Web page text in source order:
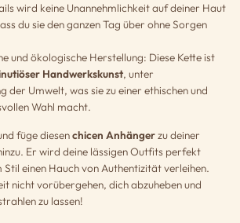
wird keine Unannehmlichkeit auf deiner Haut
du sie den ganzen Tag über ohne Sorgen
und ökologische Herstellung: Diese Kette ist
Handwerkskunst, unter
der Umwelt, was sie zu einer ethischen und
Wahl macht.
füge diesenchicen Anhängerzu deiner
Er wird deine lässigen Outfits perfekt
Stil einen Hauch von Authentizität verleihen.
nicht vorübergehen, dich abzuheben und
zu lassen!